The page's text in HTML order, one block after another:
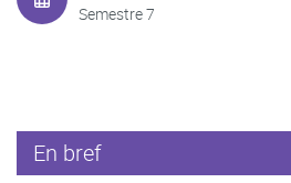
Semestre 7
En bref